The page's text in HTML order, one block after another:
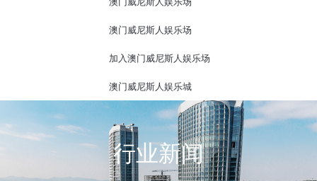
澳门威尼斯人娱乐场
加入澳门威尼斯人娱乐场
澳门威尼斯人娱乐城
行业新闻